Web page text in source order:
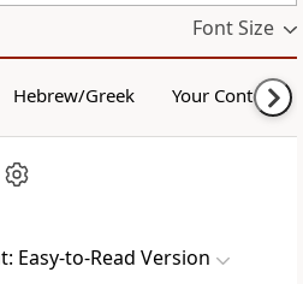
Font Size
Hebrew/Greek Your Content
Easy-to-Read Version